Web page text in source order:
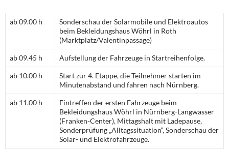
ab 09.00 h
Sonderschau der Solarmobile und Elektroautos
beim Bekleidungshaus Wöhrl in Roth
(Marktplatz/Valentinpassage)
ab 09.45 h Aufstellung der Fahrzeuge in Startreihenfolge.
ab 10.00 h
Start zur 4. Etappe, die Teilnehmer starten im
Minutenabstand und fahren nach Nürnberg.
ab 11.00 h
Eintreffen der ersten Fahrzeuge beim
Bekleidungshaus Wöhrl in Nürnberg-Langwasser
(Franken-Center), Mittagshalt mit Ladepause,
Sonderprüfung „Alltagssituation“, Sonderschau der
Solar- und Elektrofahrzeuge.